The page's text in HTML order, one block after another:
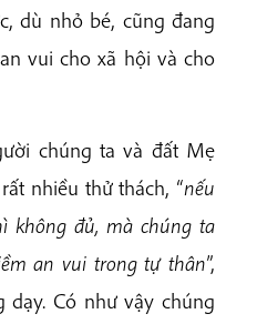
dù nhỏ bé, cũng đang
vui cho xã hội và cho
chúng ta và đất Mẹ
nhiều thử thách, “nếu
không đủ, mà chúng ta
an vui trong tự thân”,
Có như vậy chúng